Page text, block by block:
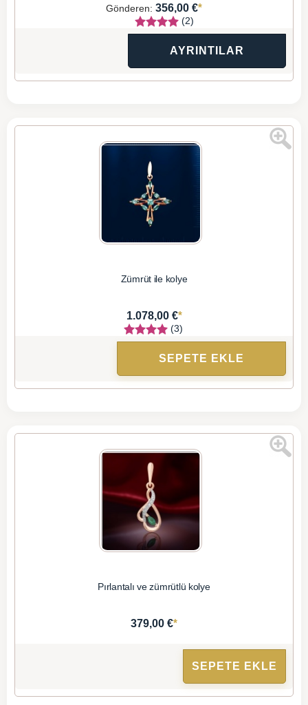
Gönderen: 356,00 €*
(2)
AYRINTILAR
Zümrüt ile kolye
1.078,00 €*
(3)
SEPETE EKLE
Pırlantalı ve zümrütlü kolye
379,00 €*
SEPETE EKLE